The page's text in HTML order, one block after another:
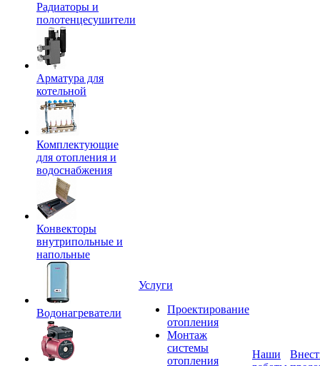
Радиаторы и
полотенцесушители
Арматура для
котельной
Комплектующие
для отопления и
водоснабжения
Конвекторы
внутрипольные и
напольные
Водонагреватели
Услуги
Проектирование
отопления
Монтаж
системы
отопления
Наши